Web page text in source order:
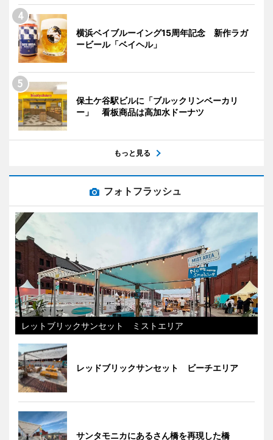
横浜ベイブルーイング15周年記念 新作ラガ
ービール「ベイヘル」
保土ケ谷駅ビルに「ブルックリンベーカリ
ー」 看板商品は高加水ドーナツ
もっと見る
フォトフラッシュ
レットブリックサンセット ミストエリア
レッドブリックサンセット ビーチエリア
サンタモニカにあるさん橋を再現した橋